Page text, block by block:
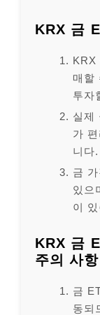
KRX 금
KRX
매할
투자
실제
가
니다.
금
있으
이
KRX 금
주의 사항
금
동되